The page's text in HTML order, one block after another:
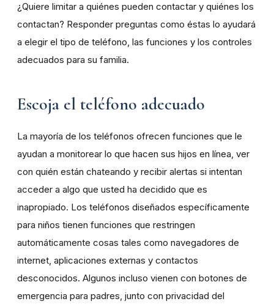
¿Quiere limitar a quiénes pueden contactar y quiénes los
contactan? Responder preguntas como éstas lo ayudará
a elegir el tipo de teléfono, las funciones y los controles
adecuados para su familia.
Escoja el teléfono adecuado
La mayoría de los teléfonos ofrecen funciones que le
ayudan a monitorear lo que hacen sus hijos en línea, ver
con quién están chateando y recibir alertas si intentan
acceder a algo que usted ha decidido que es
inapropiado. Los teléfonos diseñados específicamente
para niños tienen funciones que restringen
automáticamente cosas tales como navegadores de
internet, aplicaciones externas y contactos
desconocidos. Algunos incluso vienen con botones de
emergencia para padres, junto con privacidad del